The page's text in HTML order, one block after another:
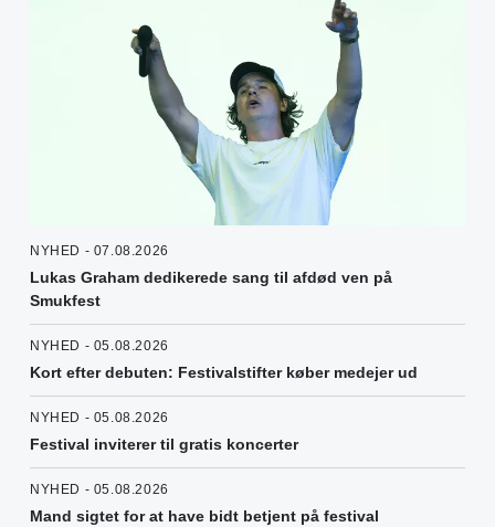
NYHED - 07.08.2026
Lukas Graham dedikerede sang til afdød ven på
Smukfest
NYHED - 05.08.2026
Kort efter debuten: Festivalstifter køber medejer ud
NYHED - 05.08.2026
Festival inviterer til gratis koncerter
NYHED - 05.08.2026
Mand sigtet for at have bidt betjent på festival